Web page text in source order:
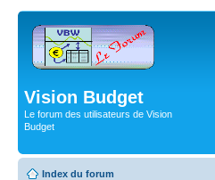
Vision Budget
Le forum des utilisateurs de Vision
Budget
Index du forum